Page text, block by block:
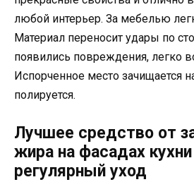
любой интерьер. За мебелью
Материал переносит удары по
появились повреждения, легко
Испорченное место зачищается
полируется.
Лучшее средство от
жира на фасадах
регулярный уход